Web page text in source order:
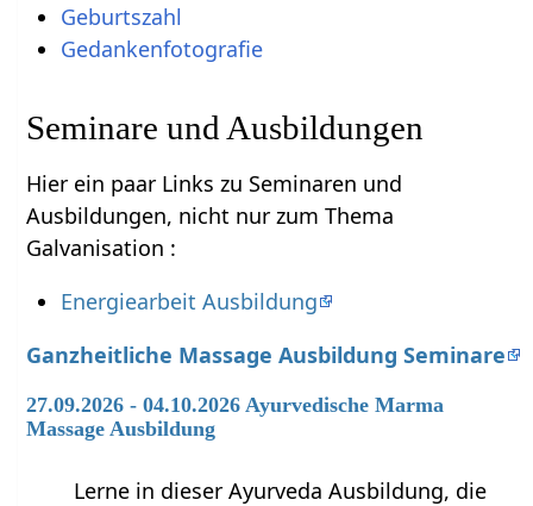
Geburtszahl
Gedankenfotografie
Seminare und Ausbildungen
Hier ein paar Links zu Seminaren und
Ausbildungen, nicht nur zum Thema
Galvanisation :
Energiearbeit Ausbildung
Ganzheitliche Massage Ausbildung Seminare
27.09.2026 - 04.10.2026 Ayurvedische Marma
Massage Ausbildung
Lerne in dieser Ayurveda Ausbildung, die